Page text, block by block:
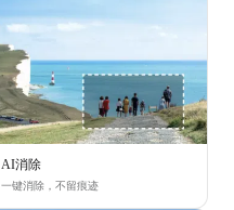
AI消除
一键消除，不留痕迹